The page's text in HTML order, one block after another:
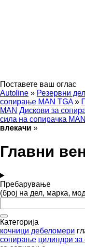
Поставете ваш оглас
Autoline » Резервни
сопирање MAN TGA »
MAN Дискови за
сила на сопирачка MAN
влекачи »
Главни
Пребарување
(број на дел, марка,
Категорија
кочници дебеломери
сопирање цилиндри